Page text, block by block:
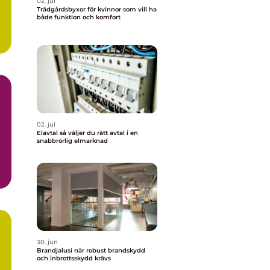
Trädgårdsbyxor för kvinnor som vill ha
både funktion och komfort
02. jul
Elavtal så väljer du rätt avtal i en
snabbrörlig elmarknad
30. jun
Brandjalusi när robust brandskydd
och inbrottsskydd krävs